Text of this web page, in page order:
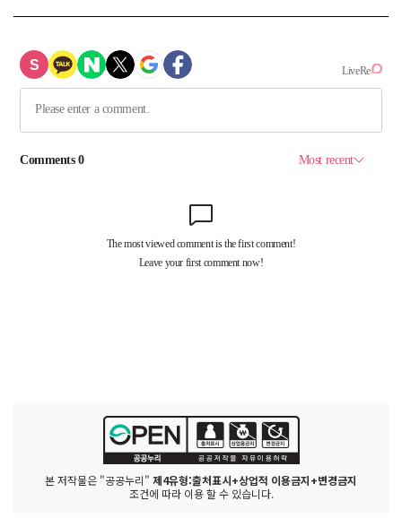
본 저작물은 "공공누리" 제4유형:출처표시+상업적 이용금지+변경금지
조건에 따라 이용 할 수 있습니다.